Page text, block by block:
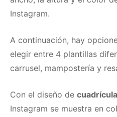
Instagram.
A continuación, hay
elegir entre 4 plantillas
carrusel, mampostería y
Con el diseño de cuadrícula
Instagram se muestra en